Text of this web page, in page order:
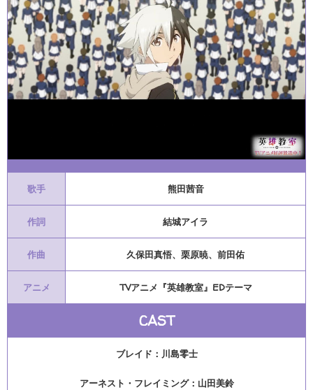
歌手 熊田茜音
作詞 結城アイラ
作曲 久保田真悟、栗原暁、前田佑
アニメ TVアニメ『英雄教室』EDテーマ
CAST
ブレイド：川島零士
アーネスト・フレイミング：山田美鈴